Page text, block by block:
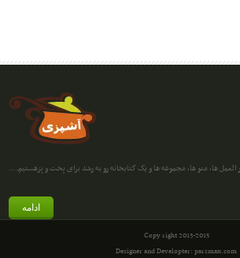
العمل ها، منو ها، مجموعه ها و یک کتابخانه رو به رشد برای پخت و پزهستیم....
ادامه
Copy right 2013-2015
Designer and Developter: parsmax.com